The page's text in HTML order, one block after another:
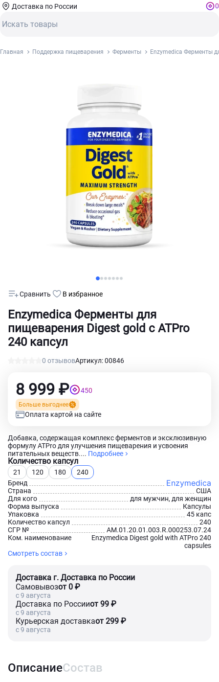
Доставка по России 0
Главная Поддержка пищеварения Ферменты Enzymedica Ферменты
Enzymedica Ферменты для
пищеварения Digest gold с ATPro
240 капсул
0 отзывовАртикул: 00846
Сравнить В избранное
Добавка, содержащая комплекс ферментов и эксклюзивную
формулу ATPro для улучшения пищеварения и усвоения
питательных веществ.... Подробнее
Количество капсул
21 120 180
240
Бренд
Enzymedica
Страна
США
Для кого
для мужчин, для женщин
Форма выпуска
Капсулы
Упаковка
45 капс
Количество капсул
240
СГР №
AM.01.20.01.003.R.000253.07.24
Ком. наименование
Enzymedica Digest gold with ATPro 240
capsules
Смотреть состав
8 999 ₽ 450
Больше выгоднее
Оплата картой на сайте
Доставка г. Доставка по России
Самовывозот 0 ₽
c 9 августа
Доставка по Россииот 99 ₽
c 9 августа
Курьерская доставкаот 299 ₽
c 9 августа
ОписаниеСостав